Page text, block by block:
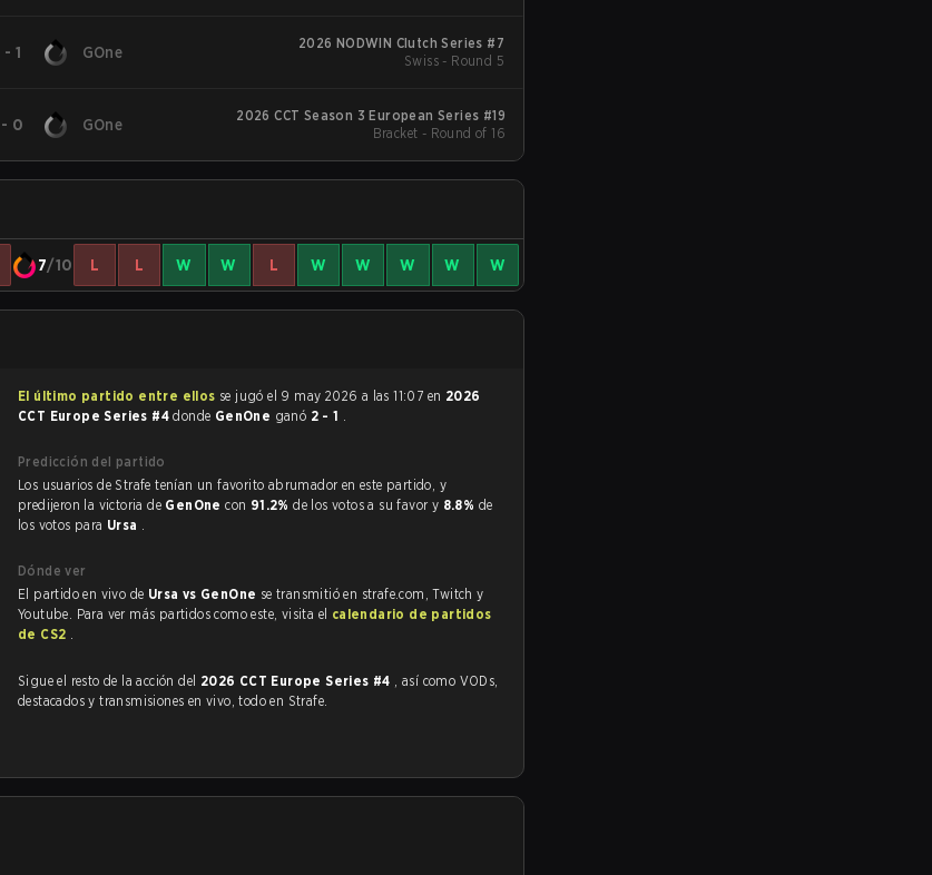
- 1 GOne
2026 NODWIN Clutch Series #7
Swiss - Round 5
- 0 GOne
2026 CCT Season 3 European Series #19
Bracket - Round of 16
7/10 L L W W L W W W W W
El último partido entre ellos se jugó el 9 may 2026 a las 11:07 en 2026
CCT Europe Series #4donde GenOne ganó 2 - 1 .
Predicción del partido
Los usuarios de Strafe tenían un favorito abrumador en este partido, y
predijeron la victoria de GenOnecon 91.2%de los votos a su favor y 8.8% de
los votos para Ursa .
Dónde ver
El partido en vivo de Ursa vs GenOne se transmitió en strafe.com, Twitch y
Youtube. Para ver más partidos como este, visita el calendario de partidos
de CS2 .
Sigue el resto de la acción del 2026 CCT Europe Series #4 , así como VODs,
destacados y transmisiones en vivo, todo en Strafe.